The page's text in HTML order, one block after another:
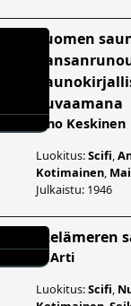
Suomen
kuvaamana
Eino Keskinen
Luokitus:Scifi ,
Kotimainen
Julkaistu: 1946
Etelämeren
V. Arti
Luokitus:Scifi